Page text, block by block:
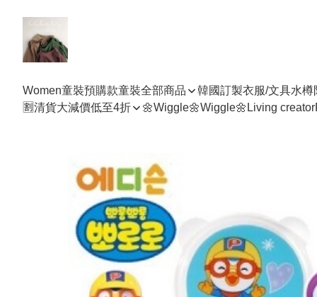
Women童裝預購款童裝全部商品
韓國訂製衣服/文具水樽
🈹清貨大減價低至4折
🌼Wiggle🌼Wiggle🌼 Living creator